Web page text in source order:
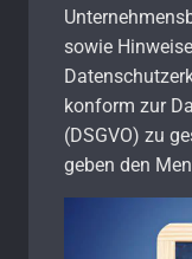
sowie
konform zur
(DSGVO) zu
geben den